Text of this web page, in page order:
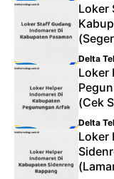
Loker
Delta
Loker
(Cek
Delta
Loker